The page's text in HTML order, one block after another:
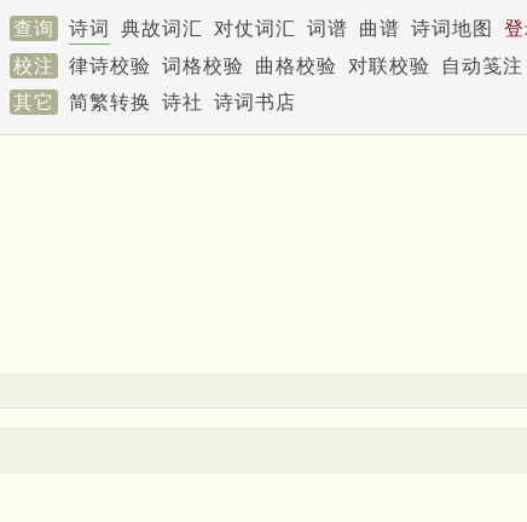
查询 诗词 典故词汇 对仗词汇 词谱 曲谱 诗词地图
校注 律诗校验 词格校验 曲格校验 对联校验
自动笺注
其它 简繁转换 诗社 诗词书店